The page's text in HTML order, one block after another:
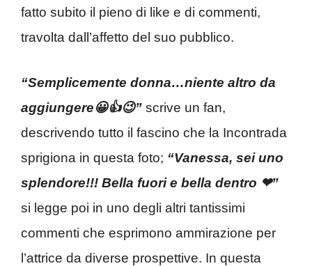
fatto subito il pieno di like e di commenti,
travolta dall’affetto del suo pubblico.
“Semplicemente donna…niente altro da
aggiungere😀👍😉” scrive un fan,
descrivendo tutto il fascino che la Incontrada
sprigiona in questa foto; “Vanessa, sei uno
splendore!!! Bella fuori e bella dentro ❤”
si legge poi in uno degli altri tantissimi
commenti che esprimono ammirazione per
l’attrice da diverse prospettive. In questa